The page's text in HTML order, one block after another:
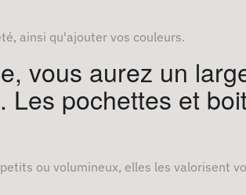
ainsi qu'ajouter vos couleurs.
vous aurez un
Les pochettes et
ou volumineux, elles les valorisent